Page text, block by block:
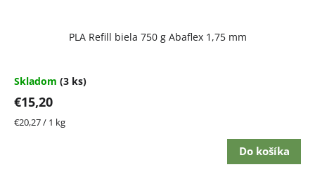
PLA Refill biela 750 g Abaflex 1,75 mm
Skladom (3 ks)
€15,20
Jednotková
€20,27 / 1 kg
Do košíka